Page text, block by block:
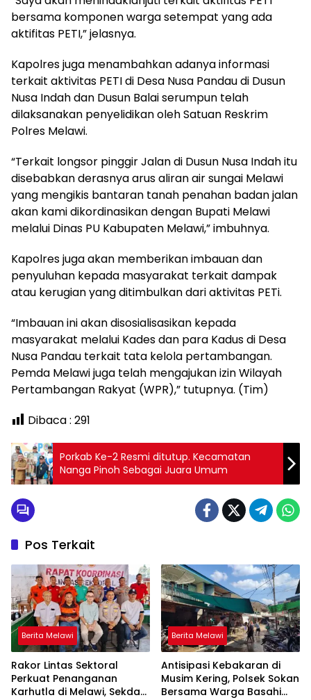
bersama komponen warga setempat yang ada
aktifitas PETI,” jelasnya.
Kapolres juga menambahkan adanya informasi
terkait aktivitas PETI di Desa Nusa Pandau di Dusun
Nusa Indah dan Dusun Balai serumpun telah
dilaksanakan penyelidikan oleh Satuan Reskrim
Polres Melawi.
“Terkait longsor pinggir Jalan di Dusun Nusa Indah itu
disebabkan derasnya arus aliran air sungai Melawi
yang mengikis bantaran tanah penahan badan jalan
akan kami dikordinasikan dengan Bupati Melawi
melalui Dinas PU Kabupaten Melawi,” imbuhnya.
Kapolres juga akan memberikan imbauan dan
penyuluhan kepada masyarakat terkait dampak
atau kerugian yang ditimbulkan dari aktivitas PETi.
“Imbauan ini akan disosialisasikan kepada
masyarakat melalui Kades dan para Kadus di Desa
Nusa Pandau terkait tata kelola pertambangan.
Pemda Melawi juga telah mengajukan izin Wilayah
Pertambangan Rakyat (WPR),” tutupnya. (Tim)
Dibaca : 291
Porkab Ke-2 Resmi ditutup. Kecamatan
Nanga Pinoh Sebagai Juara Umum
Pos Terkait
Berita Melawi
Rakor Lintas Sektoral
Perkuat Penanganan
Karhutla di Melawi, Sekda
Berita Melawi
Antisipasi Kebakaran di
Musim Kering, Polsek Sokan
Bersama Warga Basahi